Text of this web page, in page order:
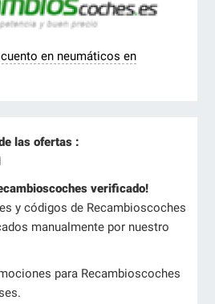
en neumáticos en
las ofertas :
verificado!
y códigos de Recambioscoches
manualmente por nuestro
para Recambioscoches